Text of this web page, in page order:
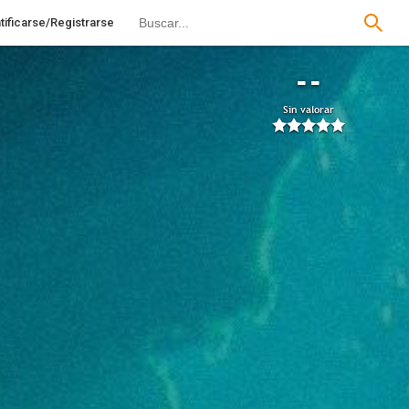
Registrarse
--
Sin valorar